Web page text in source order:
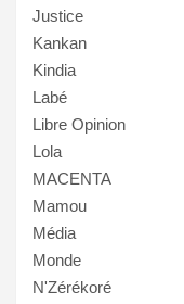
Justice
Kankan
Kindia
Labé
Libre Opinion
Lola
MACENTA
Mamou
Média
Monde
N'Zérékoré